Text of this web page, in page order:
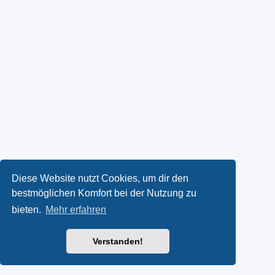
Diese Website nutzt Cookies, um dir den
bestmöglichen Komfort bei der Nutzung zu
bieten. Mehr erfahren
Verstanden!